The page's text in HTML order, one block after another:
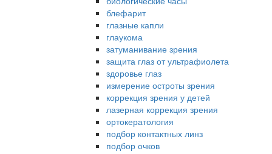
блефарит
глазные капли
глаукома
затуманивание зрения
защита глаз от ультрафиолета
здоровье глаз
измерение остроты зрения
коррекция зрения у детей
лазерная коррекция зрения
ортокератология
подбор контактных линз
подбор очков